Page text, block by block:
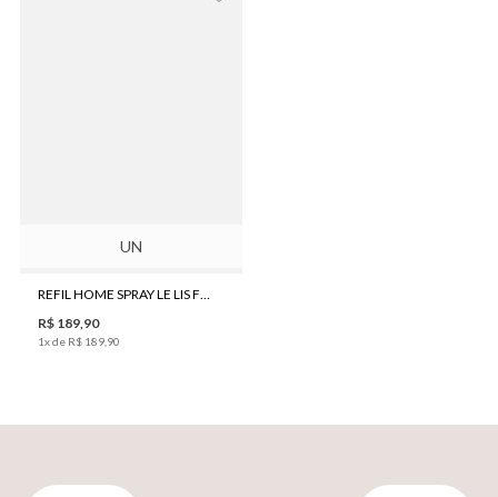
UN
REFIL HOME SPRAY LE LIS FIGO 500ML
R$ 189 90
1x de R$ 189 90